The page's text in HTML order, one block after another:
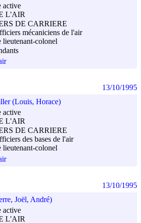
active
L'AIR
DE CARRIERE
mécaniciens de l'air
lieutenant-colonel
(Louis, Horace)
active
L'AIR
DE CARRIERE
des bases de l'air
lieutenant-colonel
13/10/1995
Joël, André)
active
L'AIR
13/10/1995